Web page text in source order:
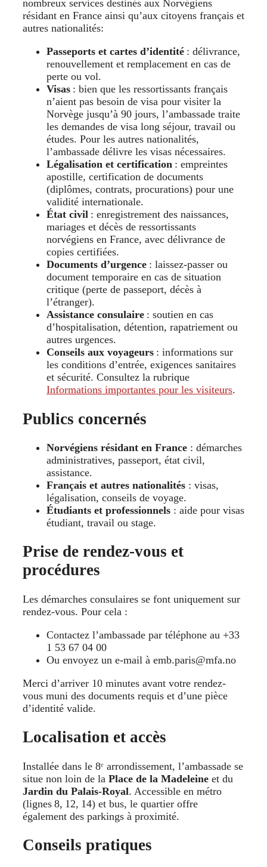
nombreux services destinés aux Norvégiens
résidant en France ainsi qu’aux citoyens français et
autres nationalités:
Passeports et cartes d’identité : délivrance,
renouvellement et remplacement en cas de
perte ou vol.
Visas : bien que les ressortissants français
n’aient pas besoin de visa pour visiter la
Norvège jusqu’à 90 jours, l’ambassade traite
les demandes de visa long séjour, travail ou
études. Pour les autres nationalités,
l’ambassade délivre les visas nécessaires.
Légalisation et certification : empreintes
apostille, certification de documents
(diplômes, contrats, procurations) pour une
validité internationale.
État civil : enregistrement des naissances,
mariages et décès de ressortissants
norvégiens en France, avec délivrance de
copies certifiées.
Documents d’urgence : laissez-passer ou
document temporaire en cas de situation
critique (perte de passeport, décès à
l’étranger).
Assistance consulaire : soutien en cas
d’hospitalisation, détention, rapatriement ou
autres urgences.
Conseils aux voyageurs : informations sur
les conditions d’entrée, exigences sanitaires
et sécurité. Consultez la rubrique
Informations importantes pour les visiteurs.
Publics concernés
Norvégiens résidant en France : démarches
administratives, passeport, état civil,
assistance.
Français et autres nationalités : visas,
légalisation, conseils de voyage.
Étudiants et professionnels : aide pour visas
étudiant, travail ou stage.
Prise de rendez-vous et
procédures
Les démarches consulaires se font uniquement sur
rendez-vous. Pour cela :
Contactez l’ambassade par téléphone au +33
1 53 67 04 00
Ou envoyez un e-mail à emb.paris@mfa.no
Merci d’arriver 10 minutes avant votre rendez-
vous muni des documents requis et d’une pièce
d’identité valide.
Localisation et accès
Installée dans le 8ᵉ arrondissement, l’ambassade se
situe non loin de la Place de la Madeleine et du
Jardin du Palais-Royal. Accessible en métro
(lignes 8, 12, 14) et bus, le quartier offre
également des parkings à proximité.
Conseils pratiques